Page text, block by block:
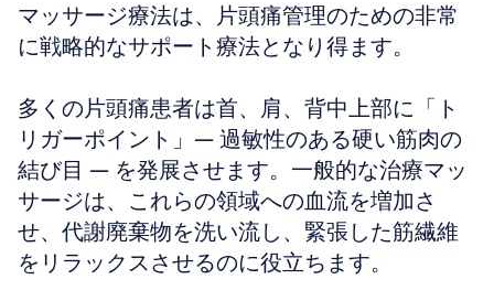
マッサージ療法は、片頭痛管理のための非常
に戦略的なサポート療法となり得ます。
多くの片頭痛患者は首、肩、背中上部に「ト
リガーポイント」— 過敏性のある硬い筋肉の
結び目 — を発展させます。一般的な治療マッ
サージは、これらの領域への血流を増加さ
せ、代謝廃棄物を洗い流し、緊張した筋繊維
をリラックスさせるのに役立ちます。